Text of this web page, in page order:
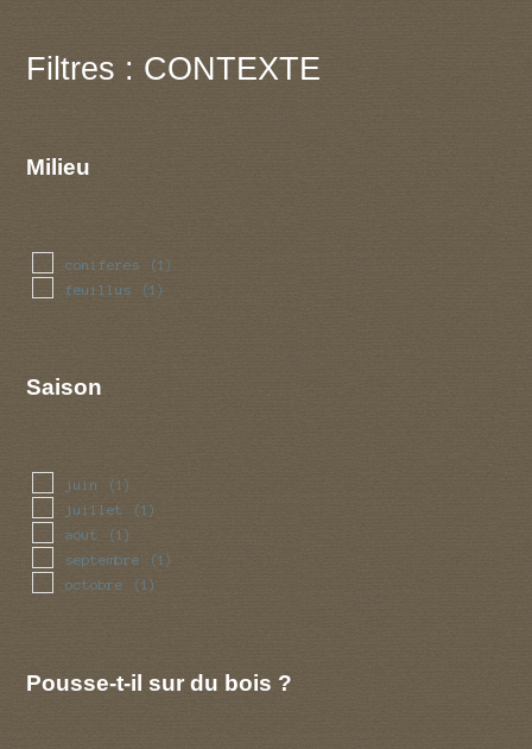
Filtres : CONTEXTE
Milieu
coniferes (1)
feuillus (1)
Saison
juin (1)
juillet (1)
aout (1)
septembre (1)
octobre (1)
Pousse-t-il sur du bois ?